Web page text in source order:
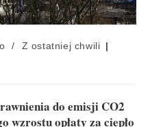
/
Z ostatniej chwili
do emisji CO2
wzrostu opłaty za ciepło